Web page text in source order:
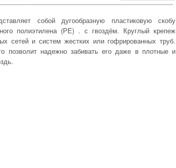
собой дугообразную пластиковую скобу
полиэтилена (РЕ) . с гвоздём. Круглый крепеж
сетей и систем жестких или гофрированных труб.
позволит надежно забивать его даже в плотные и